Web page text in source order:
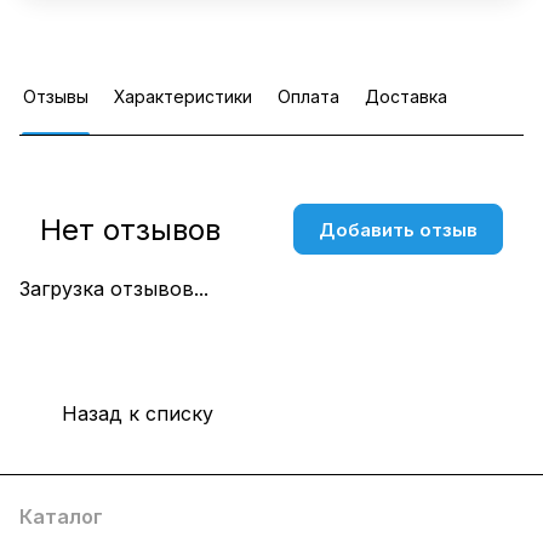
Отзывы Характеристики Оплата Доставка
Загрузка отзывов...
Нет отзывов Добавить отзыв
Назад к списку
Каталог